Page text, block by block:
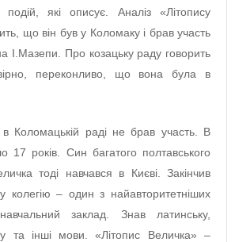
які описує. Аналіз «Літопису
що він був у Коломаку і брав участь
І.Мазепи. Про козацьку раду говорить
переконливо, що вона була в
Коломацькій раді не брав участь. В
17 років. Син багатого полтавського
тоді навчався в Києві. Закінчив
колегію – один з найавторитетніших
заклад. Знав латинську,
та інші мови. «Літопис Величка» –